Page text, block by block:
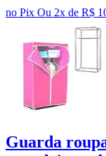
no Pix Ou 2x de R$
Guarda